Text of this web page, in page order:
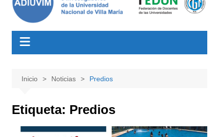
Inicio Noticias Predios
Etiqueta: Predios